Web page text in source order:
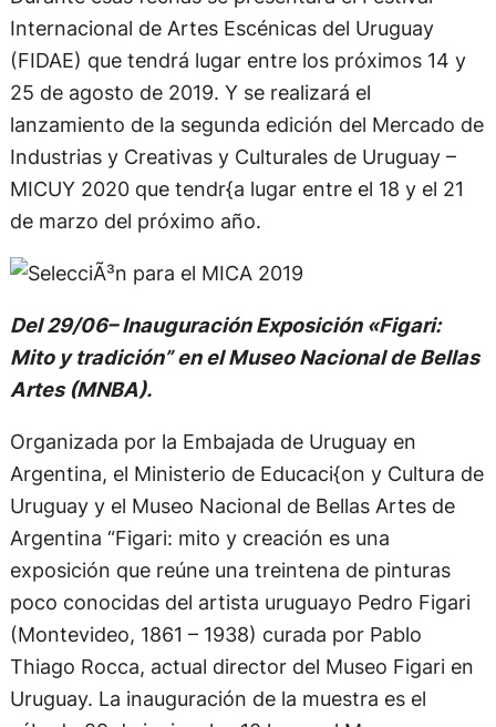
Internacional de Artes Escénicas del Uruguay
(FIDAE) que tendrá lugar entre los próximos 14 y
25 de agosto de 2019. Y se realizará el
lanzamiento de la segunda edición del Mercado de
Industrias y Creativas y Culturales de Uruguay –
MICUY 2020 que tendr{a lugar entre el 18 y el 21
de marzo del próximo año.
Del 29/06– Inauguración Exposición «Figari:
Mito y tradición” en el Museo Nacional de Bellas
Artes (MNBA).
Organizada por la Embajada de Uruguay en
Argentina, el Ministerio de Educaci{on y Cultura de
Uruguay y el Museo Nacional de Bellas Artes de
Argentina “Figari: mito y creación es una
exposición que reúne una treintena de pinturas
poco conocidas del artista uruguayo Pedro Figari
(Montevideo, 1861 – 1938) curada por Pablo
Thiago Rocca, actual director del Museo Figari en
Uruguay. La inauguración de la muestra es el